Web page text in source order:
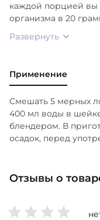
каждой порцией вы
организма в 20
Развернуть
Применение
Смешать 5 мерных
400 мл воды в
блендером. В
осадок, перед
Отзывы о